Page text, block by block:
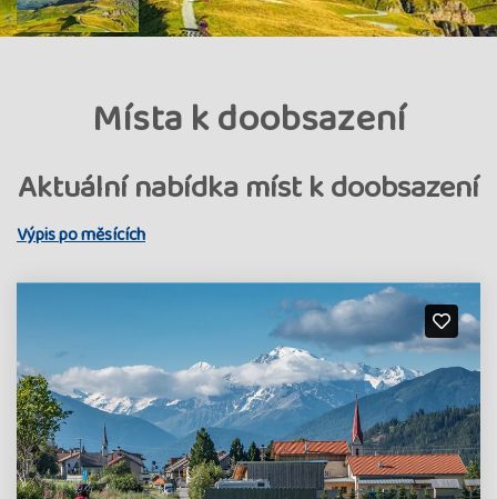
Místa k doobsazení
Aktuální nabídka míst k doobsazení
Výpis po měsících